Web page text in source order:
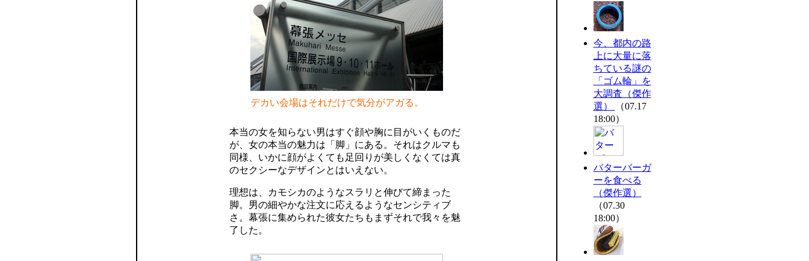
デカい会場はそれだけで気分がアガる。
本当の女を知らない男はすぐ顔や胸に目がいくものだ
が、女の本当の魅力は「脚」にある。それはクルマも
同様、いかに顔がよくても足回りが美しくなくては真
のセクシーなデザインとはいえない。
理想は、カモシカのようなスラリと伸びて締まった
脚。男の細やかな注文に応えるようなセンシティブ
さ。幕張に集められた彼女たちもまずそれで我々を魅
了した。
今、都内の路
上に大量に落
ちている謎の
「ゴム輪」を
大調査（傑作
選）
（07.17
18:00）
バターバーガ
ーを食べる
（傑作選）
（07.30
18:00）